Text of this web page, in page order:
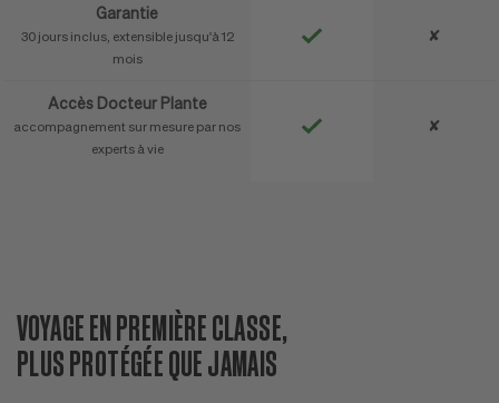
Garantie
30 jours inclus, extensible jusqu'à 12
mois
✘
Accès Docteur Plante
accompagnement sur mesure par nos
experts à vie
✘
VOYAGE EN PREMIÈRE CLASSE,
PLUS PROTÉGÉE QUE JAMAIS